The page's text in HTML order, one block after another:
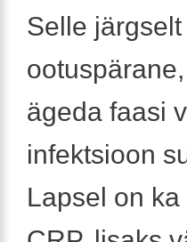
Selle
ägeda faasi
infektsioon
Lapsel on